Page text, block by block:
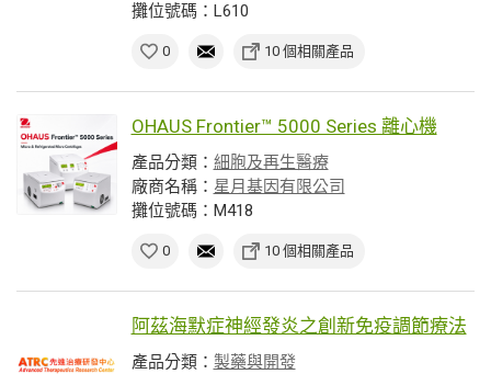
攤位號碼：L610
0 10 個相關產品
OHAUS Frontier™ 5000 Series 離心機
產品分類： 細胞及再生醫療
廠商名稱： 星月基因有限公司
攤位號碼：M418
0 10 個相關產品
阿茲海默症神經發炎之創新免疫調節療法
產品分類： 製藥與開發